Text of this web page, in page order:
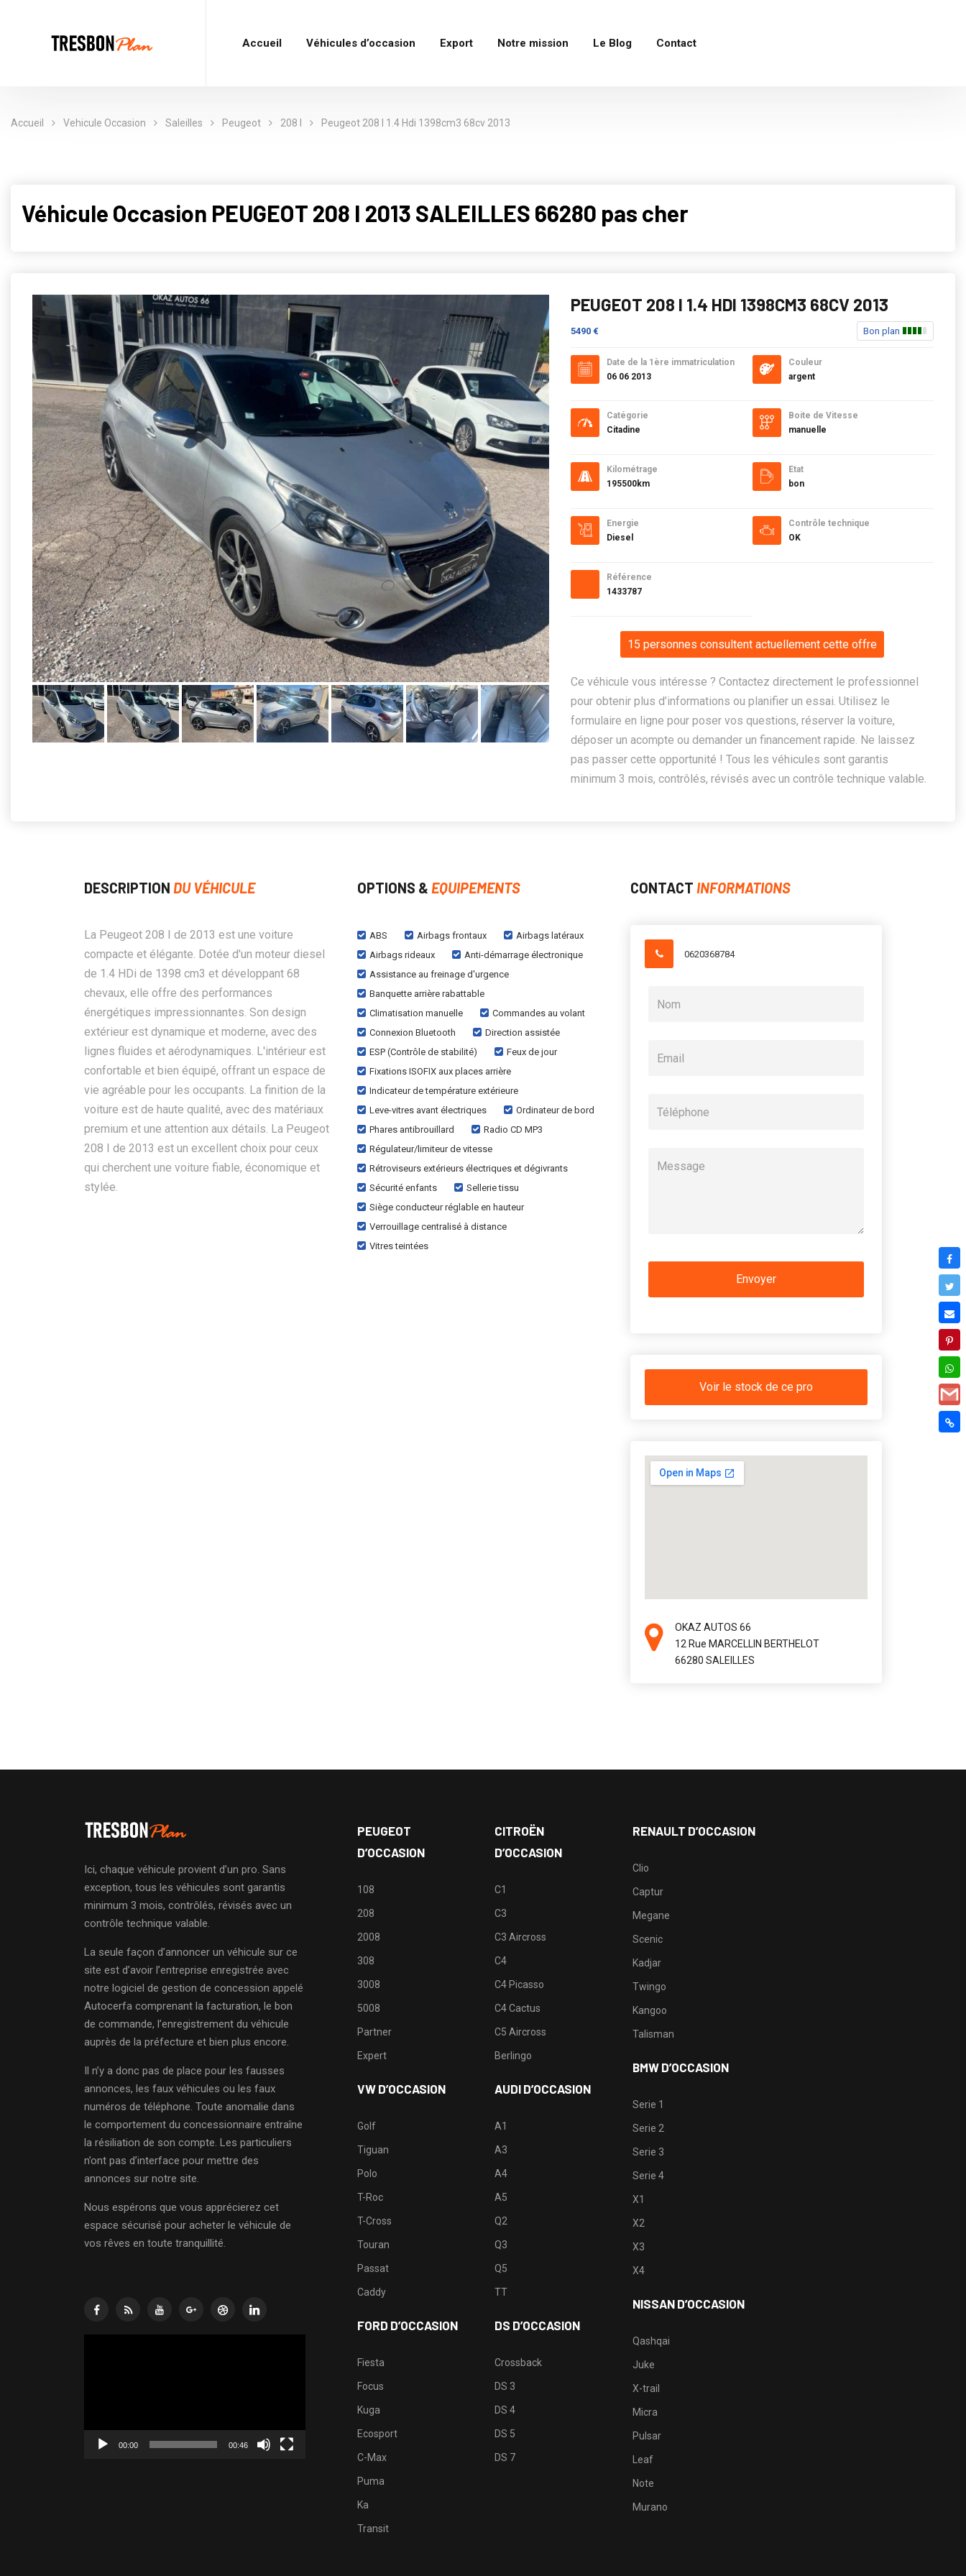
Accueil Véhicules d’occasion Export Notre mission Le Blog Contact
Accueil Vehicule Occasion Saleilles Peugeot 208 I Peugeot 208 I 1.4 Hdi 1398cm3 68cv 2013
Véhicule Occasion PEUGEOT 208 I 2013 SALEILLES 66280 pas cher
PEUGEOT 208 I 1.4 HDI 1398CM3 68CV 2013
5490 € Bon plan
Date de la 1ère immatriculation
06 06 2013
Catégorie
Citadine
Kilométrage
195500km
Energie
Diesel
Référence
1433787
Couleur
argent
Boite de Vitesse
manuelle
Etat
bon
Contrôle technique
OK
15 personnes consultent actuellement cette offre
Ce véhicule vous intéresse ? Contactez directement le professionnel
pour obtenir plus d’informations ou planifier un essai. Utilisez le
formulaire en ligne pour poser vos questions, réserver la voiture,
déposer un acompte ou demander un financement rapide. Ne laissez
pas passer cette opportunité ! Tous les véhicules sont garantis
minimum 3 mois, contrôlés, révisés avec un contrôle technique valable.
DESCRIPTION DU VÉHICULE
La Peugeot 208 I de 2013 est une voiture
compacte et élégante. Dotée d'un moteur diesel
de 1.4 HDi de 1398 cm3 et développant 68
chevaux, elle offre des performances
énergétiques impressionnantes. Son design
extérieur est dynamique et moderne, avec des
lignes fluides et aérodynamiques. L'intérieur est
confortable et bien équipé, offrant un espace de
vie agréable pour les occupants. La finition de la
voiture est de haute qualité, avec des matériaux
premium et une attention aux détails. La Peugeot
208 I de 2013 est un excellent choix pour ceux
qui cherchent une voiture fiable, économique et
stylée.
OPTIONS & EQUIPEMENTS
ABS Airbags frontaux
Airbags latéraux
Airbags rideaux
Anti-démarrage électronique
Assistance au freinage d'urgence
Banquette arrière rabattable
Climatisation manuelle
Commandes au volant
Connexion Bluetooth
Direction assistée
ESP (Contrôle de stabilité)
Feux de jour
Fixations ISOFIX aux places arrière
Indicateur de température extérieure
Leve-vitres avant électriques
Ordinateur de bord
Phares antibrouillard
Radio CD MP3
Régulateur/limiteur de vitesse
Rétroviseurs extérieurs électriques et dégivrants
Sécurité enfants
Sellerie tissu
Siège conducteur réglable en hauteur
Verrouillage centralisé à distance
Vitres teintées
CONTACT INFORMATIONS
0620368784
Voir le stock de ce pro
OKAZ AUTOS 66
12 Rue MARCELLIN BERTHELOT
66280 SALEILLES
Ici, chaque véhicule provient d’un pro. Sans
exception, tous les véhicules sont garantis
minimum 3 mois, contrôlés, révisés avec un
contrôle technique valable.
La seule façon d’annoncer un véhicule sur ce
site est d’avoir l’entreprise enregistrée avec
notre logiciel de gestion de concession appelé
Autocerfa comprenant la facturation, le bon
de commande, l’enregistrement du véhicule
auprès de la préfecture et bien plus encore.
Il n’y a donc pas de place pour les fausses
annonces, les faux véhicules ou les faux
numéros de téléphone. Toute anomalie dans
le comportement du concessionnaire entraîne
la résiliation de son compte. Les particuliers
n’ont pas d’interface pour mettre des
annonces sur notre site.
Nous espérons que vous apprécierez cet
espace sécurisé pour acheter le véhicule de
vos rêves en toute tranquillité.
00:00 00:46
PEUGEOT
D’OCCASION
108
208
2008
308
3008
5008
Partner
Expert
VW D’OCCASION
Golf
Tiguan
Polo
T-Roc
T-Cross
Touran
Passat
Caddy
FORD D’OCCASION
Fiesta
Focus
Kuga
Ecosport
C-Max
Puma
Ka
Transit
CITROËN
D’OCCASION
C1
C3
C3 Aircross
C4
C4 Picasso
C4 Cactus
C5 Aircross
Berlingo
AUDI D’OCCASION
A1
A3
A4
A5
Q2
Q3
Q5
TT
DS D’OCCASION
Crossback
DS 3
DS 4
DS 5
DS 7
RENAULT D’OCCASION
Clio
Captur
Megane
Scenic
Kadjar
Twingo
Kangoo
Talisman
BMW D’OCCASION
Serie 1
Serie 2
Serie 3
Serie 4
X1
X2
X3
X4
NISSAN D’OCCASION
Qashqai
Juke
X-trail
Micra
Pulsar
Leaf
Note
Murano